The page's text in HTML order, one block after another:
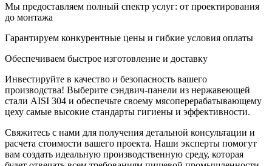
Мы предоставляем полный спектр услуг: от проектирования
до монтажа
Гарантируем конкурентные цены и гибкие условия оплаты
Обеспечиваем быстрое изготовление и доставку
Инвестируйте в качество и безопасность вашего
производства! Выберите сэндвич-панели из нержавеющей
стали AISI 304 и обеспечьте своему мясоперерабатывающему
цеху самые высокие стандарты гигиены и эффективности.
Свяжитесь с нами для получения детальной консультации и
расчета стоимости вашего проекта. Наши эксперты помогут
вам создать идеальную производственную среду, которая